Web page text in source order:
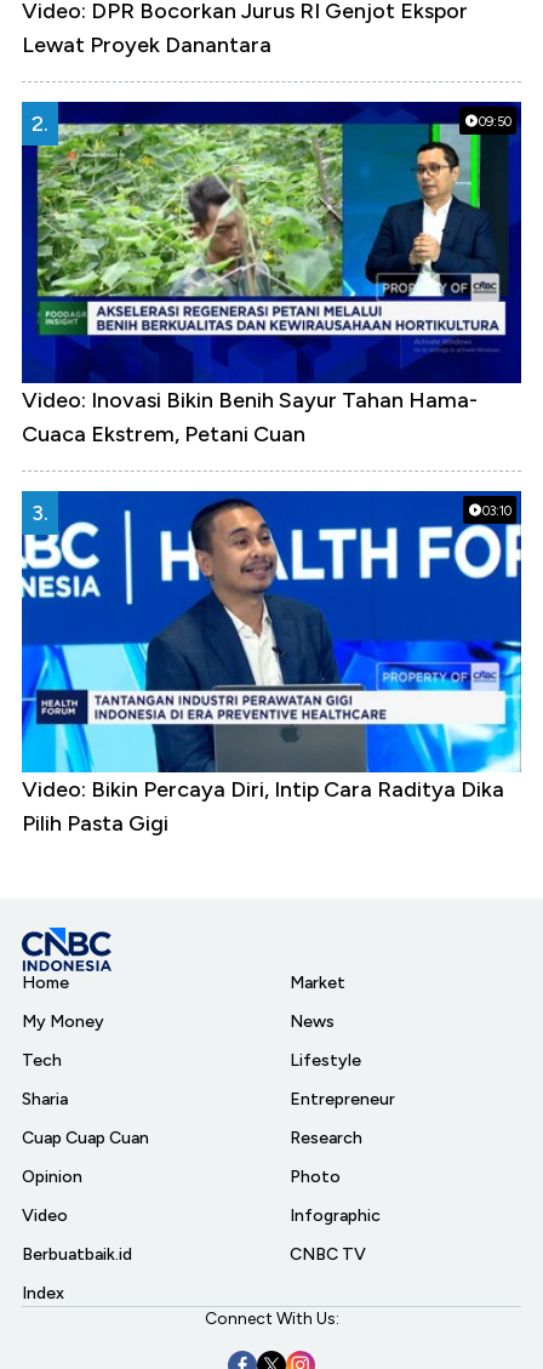
Video: DPR Bocorkan Jurus RI Genjot Ekspor
Lewat Proyek Danantara
09:50
2.
Video: Inovasi Bikin Benih Sayur Tahan Hama-
Cuaca Ekstrem, Petani Cuan
03:10
3.
Video: Bikin Percaya Diri, Intip Cara Raditya Dika
Pilih Pasta Gigi
Home
My Money
Tech
Sharia
Cuap Cuap Cuan
Opinion
Video
Berbuatbaik.id
Index
Market
News
Lifestyle
Entrepreneur
Research
Photo
Infographic
CNBC TV
Connect With Us: